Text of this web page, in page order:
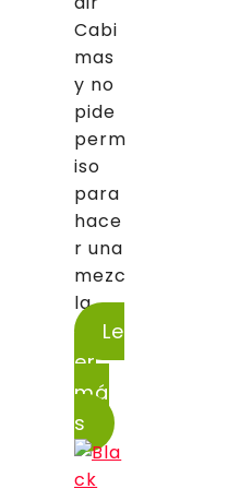
Cabi
mas
y no
pide
perm
iso
para
hace
r una
mezc
la...
Le
er
má
s